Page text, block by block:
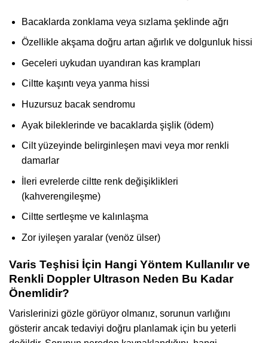
Bacaklarda zonklama veya sızlama şeklinde ağrı
Özellikle akşama doğru artan ağırlık ve dolgunluk hissi
Geceleri uykudan uyandıran kas krampları
Ciltte kaşıntı veya yanma hissi
Huzursuz bacak sendromu
Ayak bileklerinde ve bacaklarda şişlik (ödem)
Cilt yüzeyinde belirginleşen mavi veya mor renkli
damarlar
İleri evrelerde ciltte renk değişiklikleri
(kahverengileşme)
Ciltte sertleşme ve kalınlaşma
Zor iyileşen yaralar (venöz ülser)
Varis Teşhisi İçin Hangi Yöntem Kullanılır ve
Renkli Doppler Ultrason Neden Bu Kadar
Önemlidir?
Varislerinizi gözle görüyor olmanız, sorunun varlığını
gösterir ancak tedaviyi doğru planlamak için bu yeterli